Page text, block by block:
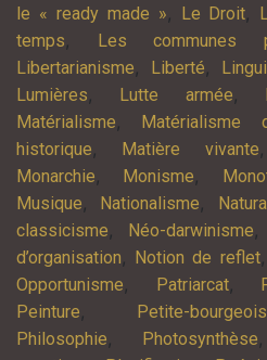
le « ready made », Le Droit,
temps, Les communes
Libertarianisme, Liberté,
Lumières, Lutte armée,
Matérialisme, Matérialisme
historique, Matière vivante
Monarchie, Monisme,
Musique, Nationalisme,
classicisme, Néo-darwinisme,
d’organisation, Notion de reflet,
Opportunisme, Patriarcat,
Peinture, Petite-
Philosophie, Photosynthèse